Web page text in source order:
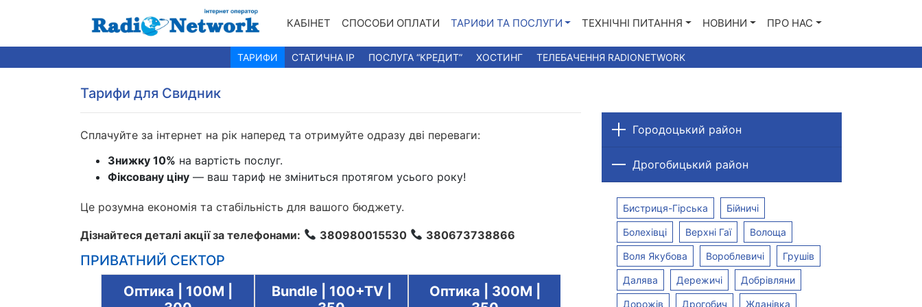
КАБІНЕТ СПОСОБИ ОПЛАТИ ТАРИФИ ТА ПОСЛУГИ
ТАРИФИ СТАТИЧНА IP ПОСЛУГА “КРЕДИТ” ХОСТИНГ ТЕЛЕБАЧЕННЯ RADIONETWORK
ТЕХНІЧНІ ПИТАННЯ НОВИНИ ПРО НАС
Тарифи для Свидник
Сплачуйте за інтернет на рік наперед та отримуйте одразу дві переваги:
Знижку 10% на вартість послуг.
Фіксовану ціну — ваш тариф не зміниться протягом усього року!
Це розумна економія та стабільність для вашого бюджету.
Дізнайтеся деталі акції за телефонами: 380980015530 380673738866
ПРИВАТНИЙ СЕКТОР
Оптика | 100М |
Bundle | 100+TV |
Оптика | 300M |
Bundle | 300+TV |
Оптика | 100М |
Городоцький район
Дрогобицький район
Бистриця-Гірська Бійничі
Болехівці Верхні Гаї Волоща
Воля Якубова Вороблевичі Грушів
Далява Дережичі Добрівляни
Дорожів Дрогобич Жданівка